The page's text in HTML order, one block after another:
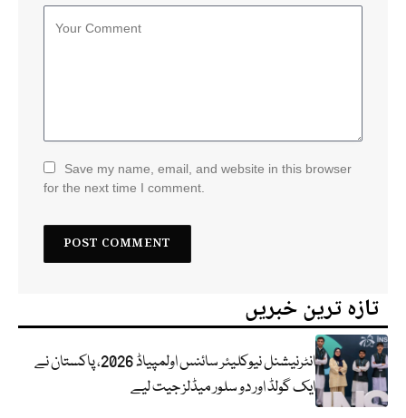
Save my name, email, and website in this browser
for the next time I comment.
تازہ ترین خبریں
انٹرنیشنل نیوکلیئر سائنس اولمپیاڈ 2026، پاکستان نے
ایک گولڈ اور دو سلور میڈلز جیت لیے